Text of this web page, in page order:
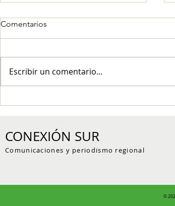
Comentarios
Escribir un comentario...
CONEXIÓN SUR
Comunicaciones y periodismo regional
©